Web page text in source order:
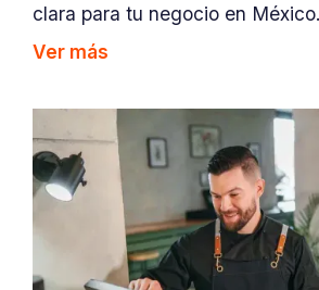
clara para tu negocio en México.
Ver más